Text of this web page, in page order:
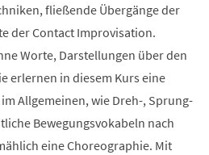
fließende Übergänge der
der Contact Improvisation.
Worte, Darstellungen über den
erlernen in diesem Kurs eine
Allgemeinen, wie Dreh-, Sprung-
Bewegungsvokabeln nach
eine Choreographie. Mit